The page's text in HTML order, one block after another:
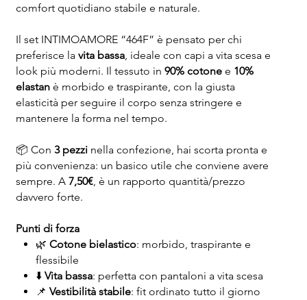
comfort quotidiano stabile e naturale.
Il set INTIMOAMORE “464F” è pensato per chi
preferisce la vita bassa, ideale con capi a vita scesa e
look più moderni. Il tessuto in 90% cotonee 10%
elastanè morbido e traspirante, con la giusta
elasticità per seguire il corpo senza stringere e
mantenere la forma nel tempo.
📦 Con 3 pezzinella confezione, hai scorta pronta e
più convenienza: un basico utile che conviene avere
sempre. A 7,50€, è un rapporto quantità/prezzo
davvero forte.
Punti di forza
🌿 Cotone bielastico: morbido, traspirante e
flessibile
⬇️ Vita bassa: perfetta con pantaloni a vita scesa
📌 Vestibilità stabile: fit ordinato tutto il giorno